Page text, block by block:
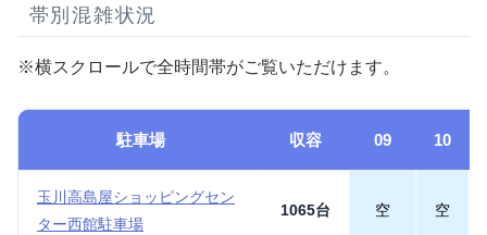
帯別混雑状況
※横スクロールで全時間帯がご覧いただけます。
駐車場 収容 09 10
玉川高島屋ショッピングセン
ター西館駐車場
1065台 空 空